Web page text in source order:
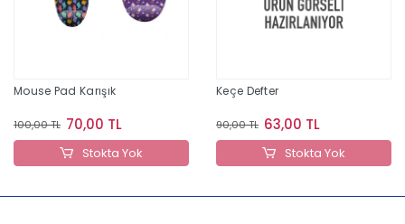
Mouse Pad Karışık
100,00 TL 70,00 TL
Stokta Yok
Keçe Defter
90,00 TL 63,00 TL
Stokta Yok